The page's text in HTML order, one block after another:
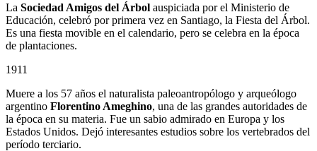
La Sociedad Amigos del Árbol auspiciada por el Ministerio de
Educación, celebró por primera vez en Santiago, la Fiesta del Árbol.
Es una fiesta movible en el calendario, pero se celebra en la época
de plantaciones.
1911
Muere a los 57 años el naturalista paleoantropólogo y arqueólogo
argentino Florentino Ameghino, una de las grandes autoridades de
la época en su materia. Fue un sabio admirado en Europa y los
Estados Unidos. Dejó interesantes estudios sobre los vertebrados del
período terciario.